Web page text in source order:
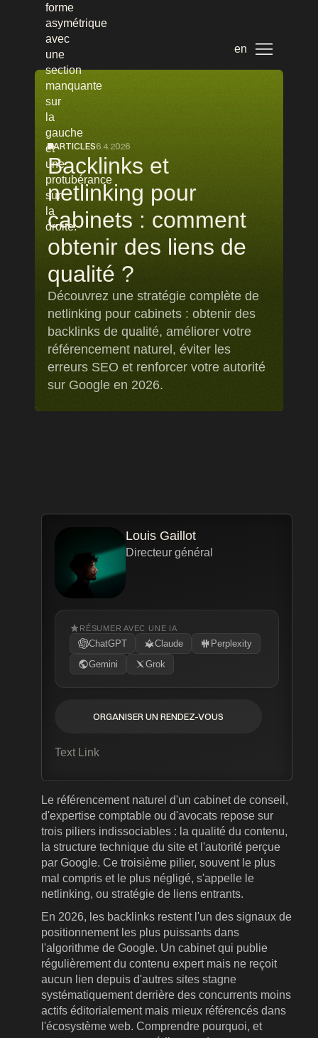
en
ARTICLES6.4.2026
Backlinks et
netlinking pour
cabinets : comment
obtenir des liens de
qualité ?
Découvrez une stratégie complète de
netlinking pour cabinets : obtenir des
backlinks de qualité, améliorer votre
référencement naturel, éviter les
erreurs SEO et renforcer votre autorité
sur Google en 2026.
Le référencement naturel d'un cabinet de conseil,
d'expertise comptable ou d'avocats repose sur
trois piliers indissociables : la qualité du contenu,
la structure technique du site et l'autorité perçue
par Google. Ce troisième pilier, souvent le plus
mal compris et le plus négligé, s'appelle le
netlinking, ou stratégie de liens entrants.
En 2026, les backlinks restent l'un des signaux de
positionnement les plus puissants dans
l'algorithme de Google. Un cabinet qui publie
régulièrement du contenu expert mais ne reçoit
aucun lien depuis d'autres sites stagne
systématiquement derrière des concurrents moins
actifs éditorialement mais mieux référencés dans
l'écosystème web. Comprendre pourquoi, et
Louis Gaillot
Directeur général
RÉSUMER AVEC UNE IA
ChatGPT Claude Perplexity
Gemini Grok
ORGANISER UN RENDEZ-VOUS
Text Link